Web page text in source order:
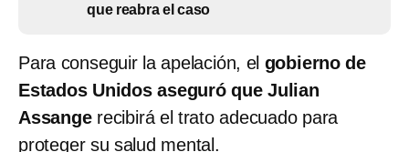
que reabra el caso
Para conseguir la apelación, el gobierno de
Estados Unidos aseguró que Julian
Assangerecibirá el trato adecuado para
proteger su salud mental.